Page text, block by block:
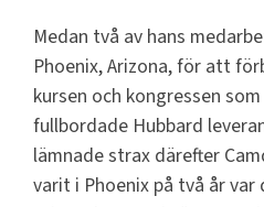
Medan två av hans
Phoenix, Arizona, för att
kursen och kongressen
fullbordade Hubbard
lämnade strax därefter
varit i Phoenix på två år var